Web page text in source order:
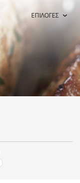
ΕΠΙΛΟΓΕΣ